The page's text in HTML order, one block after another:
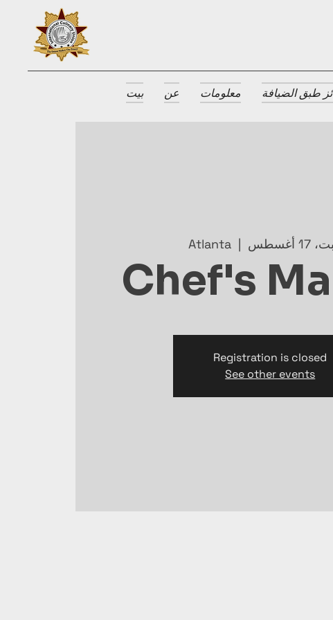
بيت عن معلومات طبق الضيافة
أغسطس
  |
Atlanta
Chef's
Registration is closed
See other events